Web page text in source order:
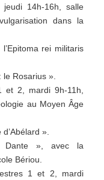
14h-16h, salle
dans la
rei militaris
le Rosarius ».
et 2, mardi 9h-11h,
au Moyen Âge
».
Dante », avec la
Bériou.
1 et 2, mardi